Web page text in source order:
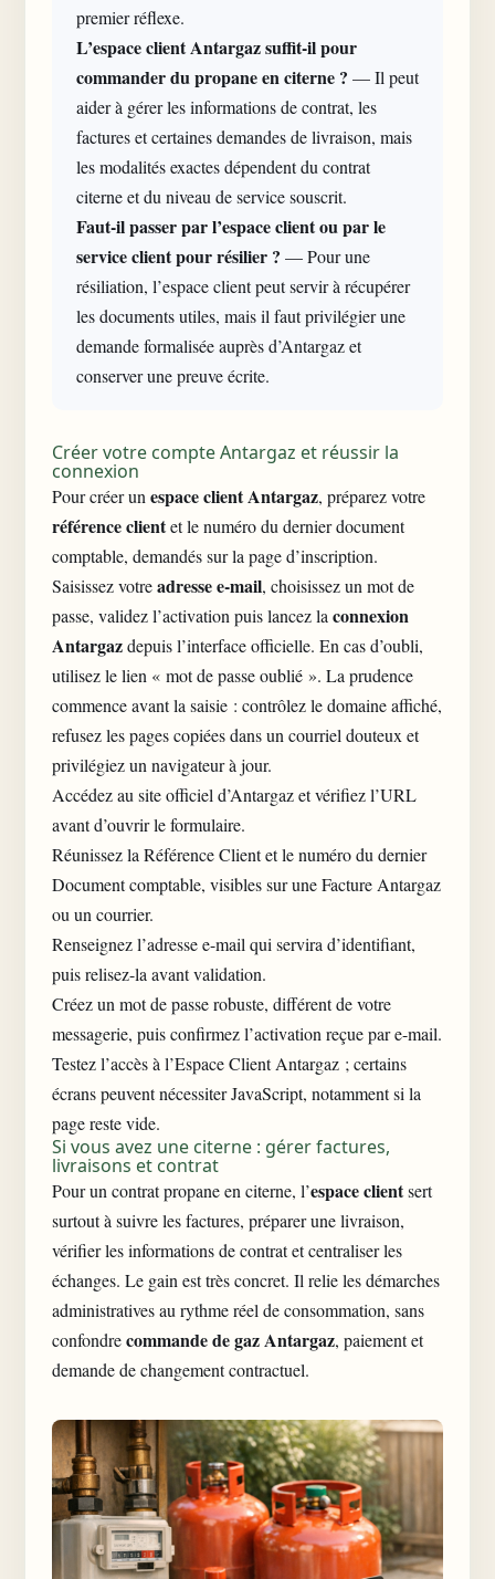
premier réflexe.
L’espace clientAntargaz suffit-il pour
commander du propane en citerne ? — Il peut
aider à gérer les informations de contrat, les
factures et certaines demandes de livraison, mais
les modalités exactes dépendent du contrat
citerne et du niveau de service souscrit.
Faut-il passer par l’espace client ou par le
service client pour résilier ? — Pour une
résiliation, l’espace client peut servir à récupérer
les documents utiles, mais il faut privilégier une
demande formalisée auprès d’Antargaz et
conserver une preuve écrite.
Créer votre compte Antargaz et réussir la
connexion
Pour créer un espace client Antargaz, préparez votre
référence clientet le numéro du dernier document
comptable, demandés sur la page d’inscription.
Saisissez votreadresse e-mail, choisissez un mot de
passe, validez l’activation puis lancez la connexion
Antargazdepuis l’interface officielle. En cas d’oubli,
utilisez le lien « mot de passe oublié ». La prudence
commence avant la saisie : contrôlez le domaine affiché,
refusez les pages copiées dans un courriel douteux et
privilégiez un navigateur à jour.
Accédez au site officiel d’Antargaz et vérifiez l’URL
avant d’ouvrir le formulaire.
Réunissez la Référence Client et le numéro du dernier
Document comptable, visibles sur une Facture Antargaz
ou un courrier.
Renseignez l’adresse e-mail qui servira d’identifiant,
puis relisez-la avant validation.
Créez un mot de passe robuste, différent de votre
messagerie, puis confirmez l’activation reçue par e-mail.
Testez l’accès à l’Espace Client Antargaz ; certains
écrans peuvent nécessiter JavaScript, notamment si la
page reste vide.
Si vous avez une citerne : gérer factures,
livraisons et contrat
Pour un contrat propane en citerne, l’espace clientsert
surtout à suivre les factures, préparer une livraison,
vérifier les informations de contrat et centraliser les
échanges. Le gain est très concret. Il relie les démarches
administratives au rythme réel de consommation, sans
confondrecommande de gaz Antargaz, paiement et
demande de changement contractuel.